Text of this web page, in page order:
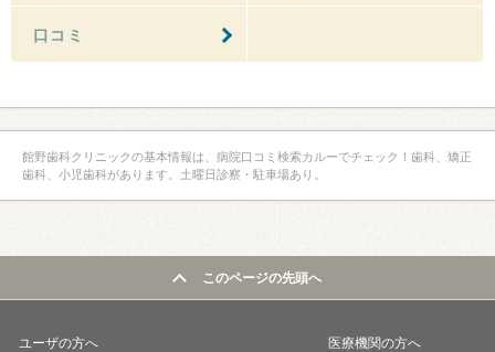
口コミ
館野歯科クリニックの基本情報は、病院口コミ検索カルーでチェック！歯科、矯正
歯科、小児歯科があります。土曜日診察・駐車場あり。
このページの先頭へ
ユーザの方へ 医療機関の方へ